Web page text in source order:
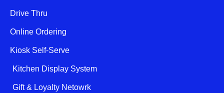
Drive Thru
Online Ordering
Kiosk Self-Serve
Kitchen Display System
Gift & Loyalty Netowrk